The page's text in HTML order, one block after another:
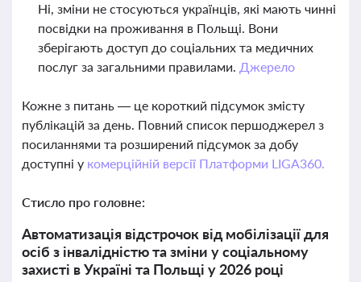
Ні, зміни не стосуються українців, які мають чинні
посвідки на проживання в Польщі. Вони
зберігають доступ до соціальних та медичних
послуг за загальними правилами. Джерело
Кожне з питань — це короткий підсумок змісту
публікацій за день. Повний список першоджерел з
посиланнями та розширений підсумок за добу
доступні у комерційній версії Платформи LIGA360.
Стисло про головне:
Автоматизація відстрочок від мобілізації для
осіб з інвалідністю та зміни у соціальному
захисті в Україні та Польщі у 2026 році